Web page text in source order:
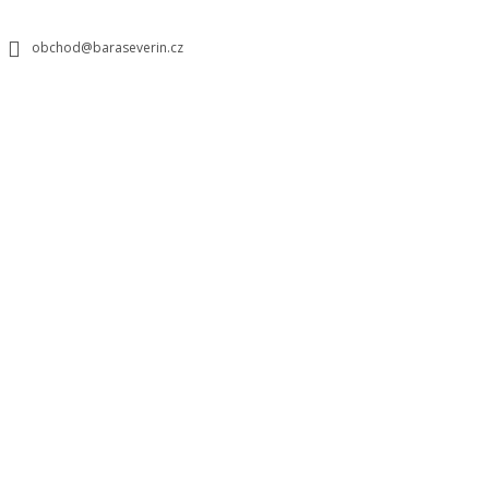
obchod@baraseverin.cz